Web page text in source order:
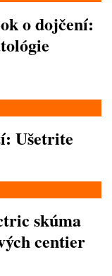
o dojčení:
Ušetrite
skúma
centier